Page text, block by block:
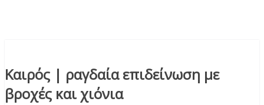
Καιρός | ραγδαία επιδείνωση με
βροχές και χιόνια